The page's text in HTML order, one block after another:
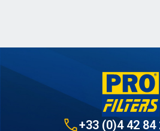
+33 (0)4 42 84